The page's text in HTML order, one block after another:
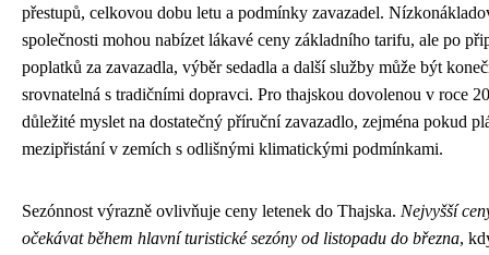
přestupů, celkovou dobu letu a podmínky zavazadel.
společnosti mohou nabízet lákavé ceny základního tarifu, ale po
poplatků za zavazadla, výběr sedadla a další služby může být
srovnatelná s tradičními dopravci. Pro thajskou dovolenou v roce
důležité myslet na dostatečný příruční zavazadlo, zejména pokud
mezipřistání v zemích s odlišnými klimatickými podmínkami.
Sezónnost výrazně ovlivňuje ceny letenek do Thajska. Nejvyšší
očekávat během hlavní turistické sezóny od listopadu do března,